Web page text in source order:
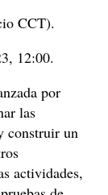
CCT).
12:00.
por
las
construir un
actividades,